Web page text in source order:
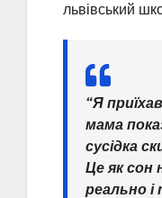
львівський
“Я
мама
сусідка
Це як сон
реально